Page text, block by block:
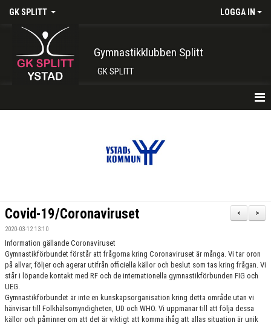
GK SPLITT LOGGA IN
Gymnastikklubben Splitt
GK SPLITT
INTRESSEANMÄLAN
SHOP
GRUPPER OCH TIDER
STÖDMEDLEM
>
<
Covid-19/Coronaviruset
2020-03-12 13:10
Information gällande Coronaviruset
Gymnastikförbundet förstår att frågorna kring Coronaviruset är många. Vi tar oron
på allvar, följer och agerar utifrån officiella källor och beslut som tas kring frågan. Vi
står i löpande kontakt med RF och de internationella gymnastikförbunden FIG och
UEG.
Gymnastikförbundet är inte en kunskapsorganisation kring detta område utan vi
hänvisar till Folkhälsomyndigheten, UD och WHO. Vi uppmanar till att följa dessa
källor och påminner om att det är viktigt att komma ihåg att allas situation är unik